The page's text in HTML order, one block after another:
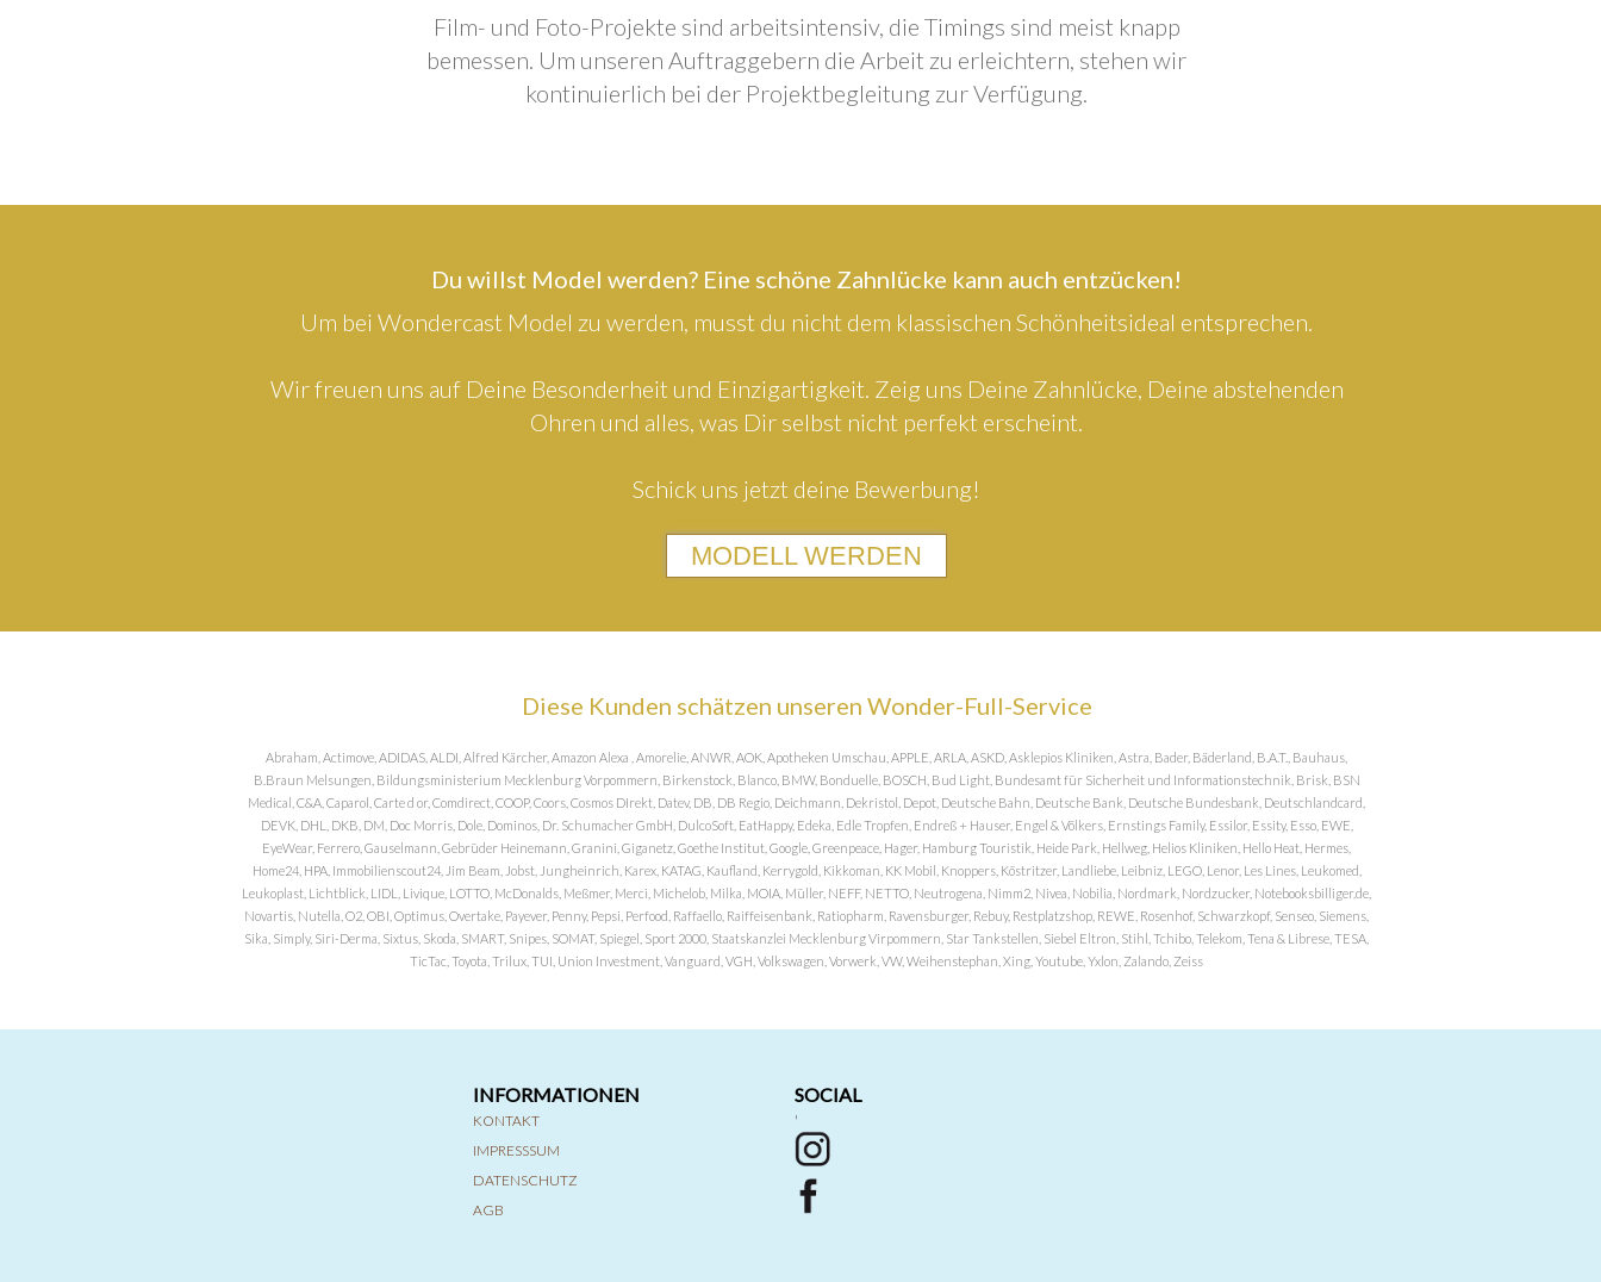
Film- und Foto-Projekte sind arbeitsintensiv, die Timings sind meist knapp
bemessen. Um unseren Auftraggebern die Arbeit zu erleichtern, stehen wir
kontinuierlich bei der Projektbegleitung zur Verfügung.
Du willst Model werden? Eine schöne Zahnlücke kann auch entzücken!
Um bei Wondercast Model zu werden, musst du nicht dem klassischen Schönheitsideal entsprechen.
Wir freuen uns auf Deine Besonderheit und Einzigartigkeit. Zeig uns Deine Zahnlücke, Deine abstehenden
Ohren und alles, was Dir selbst nicht perfekt erscheint.
Schick uns jetzt deine Bewerbung!
MODELL WERDEN
Diese Kunden schätzen unseren Wonder-Full-Service
Abraham, Actimove, ADIDAS, ALDI, Alfred Kärcher, Amazon Alexa , Amorelie, ANWR, AOK, Apotheken Umschau, APPLE, ARLA, ASKD, Asklepios Kliniken, Astra, Bader, Bäderland, B.A.T., Bauhaus,
B.Braun Melsungen, Bildungsministerium Mecklenburg Vorpommern, Birkenstock, Blanco, BMW, Bonduelle, BOSCH, Bud Light, Bundesamt für Sicherheit und Informationstechnik, Brisk, BSN
Medical, C&A, Caparol, Carte d or, Comdirect, COOP, Coors, Cosmos DIrekt, Datev, DB, DB Regio, Deichmann, Dekristol, Depot, Deutsche Bahn, Deutsche Bank, Deutsche Bundesbank, Deutschlandcard,
DEVK, DHL, DKB, DM, Doc Morris, Dole, Dominos, Dr. Schumacher GmbH, DulcoSoft, EatHappy, Edeka, Edle Tropfen, Endreß + Hauser, Engel & Völkers, Ernstings Family, Essilor, Essity, Esso, EWE,
EyeWear, Ferrero, Gauselmann, Gebrüder Heinemann, Granini, Giganetz, Goethe Institut, Google, Greenpeace, Hager, Hamburg Touristik, Heide Park, Hellweg, Helios Kliniken, Hello Heat, Hermes,
Home24, HPA, Immobilienscout24, Jim Beam, Jobst, Jungheinrich, Karex, KATAG, Kaufland, Kerrygold, Kikkoman, KK Mobil, Knoppers, Köstritzer, Landliebe, Leibniz, LEGO, Lenor, Les Lines, Leukomed,
Leukoplast, Lichtblick, LIDL, Livique, LOTTO, McDonalds, Meßmer, Merci, Michelob, Milka, MOIA, Müller, NEFF, NETTO, Neutrogena, Nimm2, Nivea, Nobilia, Nordmark, Nordzucker, Notebooksbilliger.de,
Novartis, Nutella, O2, OBI, Optimus, Overtake, Payever, Penny, Pepsi, Perfood, Raffaello, Raiffeisenbank, Ratiopharm, Ravensburger, Rebuy, Restplatzshop, REWE, Rosenhof, Schwarzkopf, Senseo, Siemens,
Sika, Simply, Siri-Derma, Sixtus, Skoda, SMART, Snipes, SOMAT, Spiegel, Sport 2000, Staatskanzlei Mecklenburg Virpommern, Star Tankstellen, Siebel Eltron, Stihl, Tchibo, Telekom, Tena & Librese, TESA,
TicTac, Toyota, Trilux, TUI, Union Investment, Vanguard, VGH, Volkswagen, Vorwerk, VW, Weihenstephan, Xing, Youtube, Yxlon, Zalando, Zeiss
INFORMATIONEN
KONTAKT
IMPRESSSUM
DATENSCHUTZ
AGB
SOCIAL
'